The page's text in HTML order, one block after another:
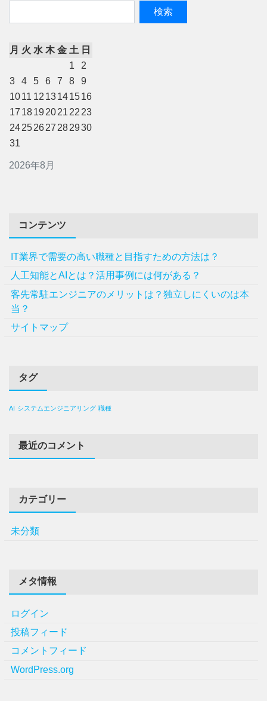
2026年8月
月 火 水 木 金 土 日
1
2
3
4 5 6 7 8
9
1011 12 13141516
17 18192021 22 23
24252627 282930
31
コンテンツ
IT業界で需要の高い職種と目指すための方法は？
人工知能とAIとは？活用事例には何がある？
客先常駐エンジニアのメリットは？独立しにくいのは本
当？
サイトマップ
タグ
AI システムエンジニアリング 職種
最近のコメント
カテゴリー
未分類
メタ情報
ログイン
投稿フィード
コメントフィード
WordPress.org